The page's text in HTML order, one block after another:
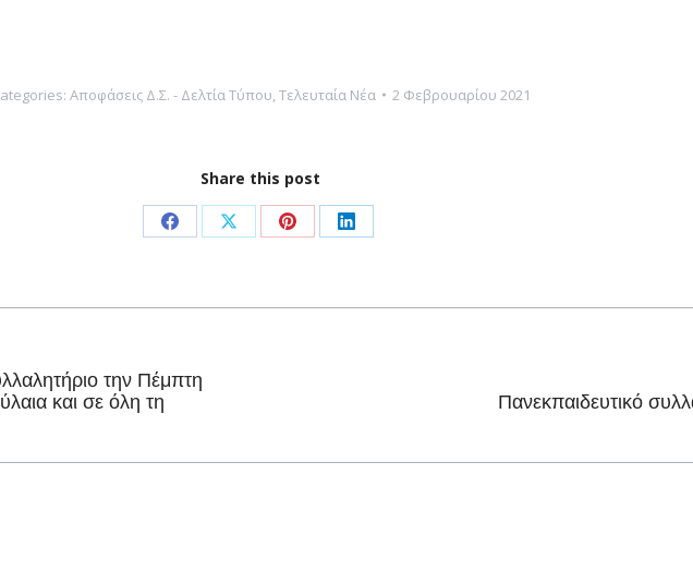
Αποφάσεις Δ.Σ. - Δελτία Τύπου, Τελευταία Νέα 2 Φεβρουαρίου 2021
Share this post
Share
Facebook
Share
X
Share
Pinterest
Share
LinkedIn
την Πέμπτη
και σε όλη τη
Πανεκπαιδευτικό